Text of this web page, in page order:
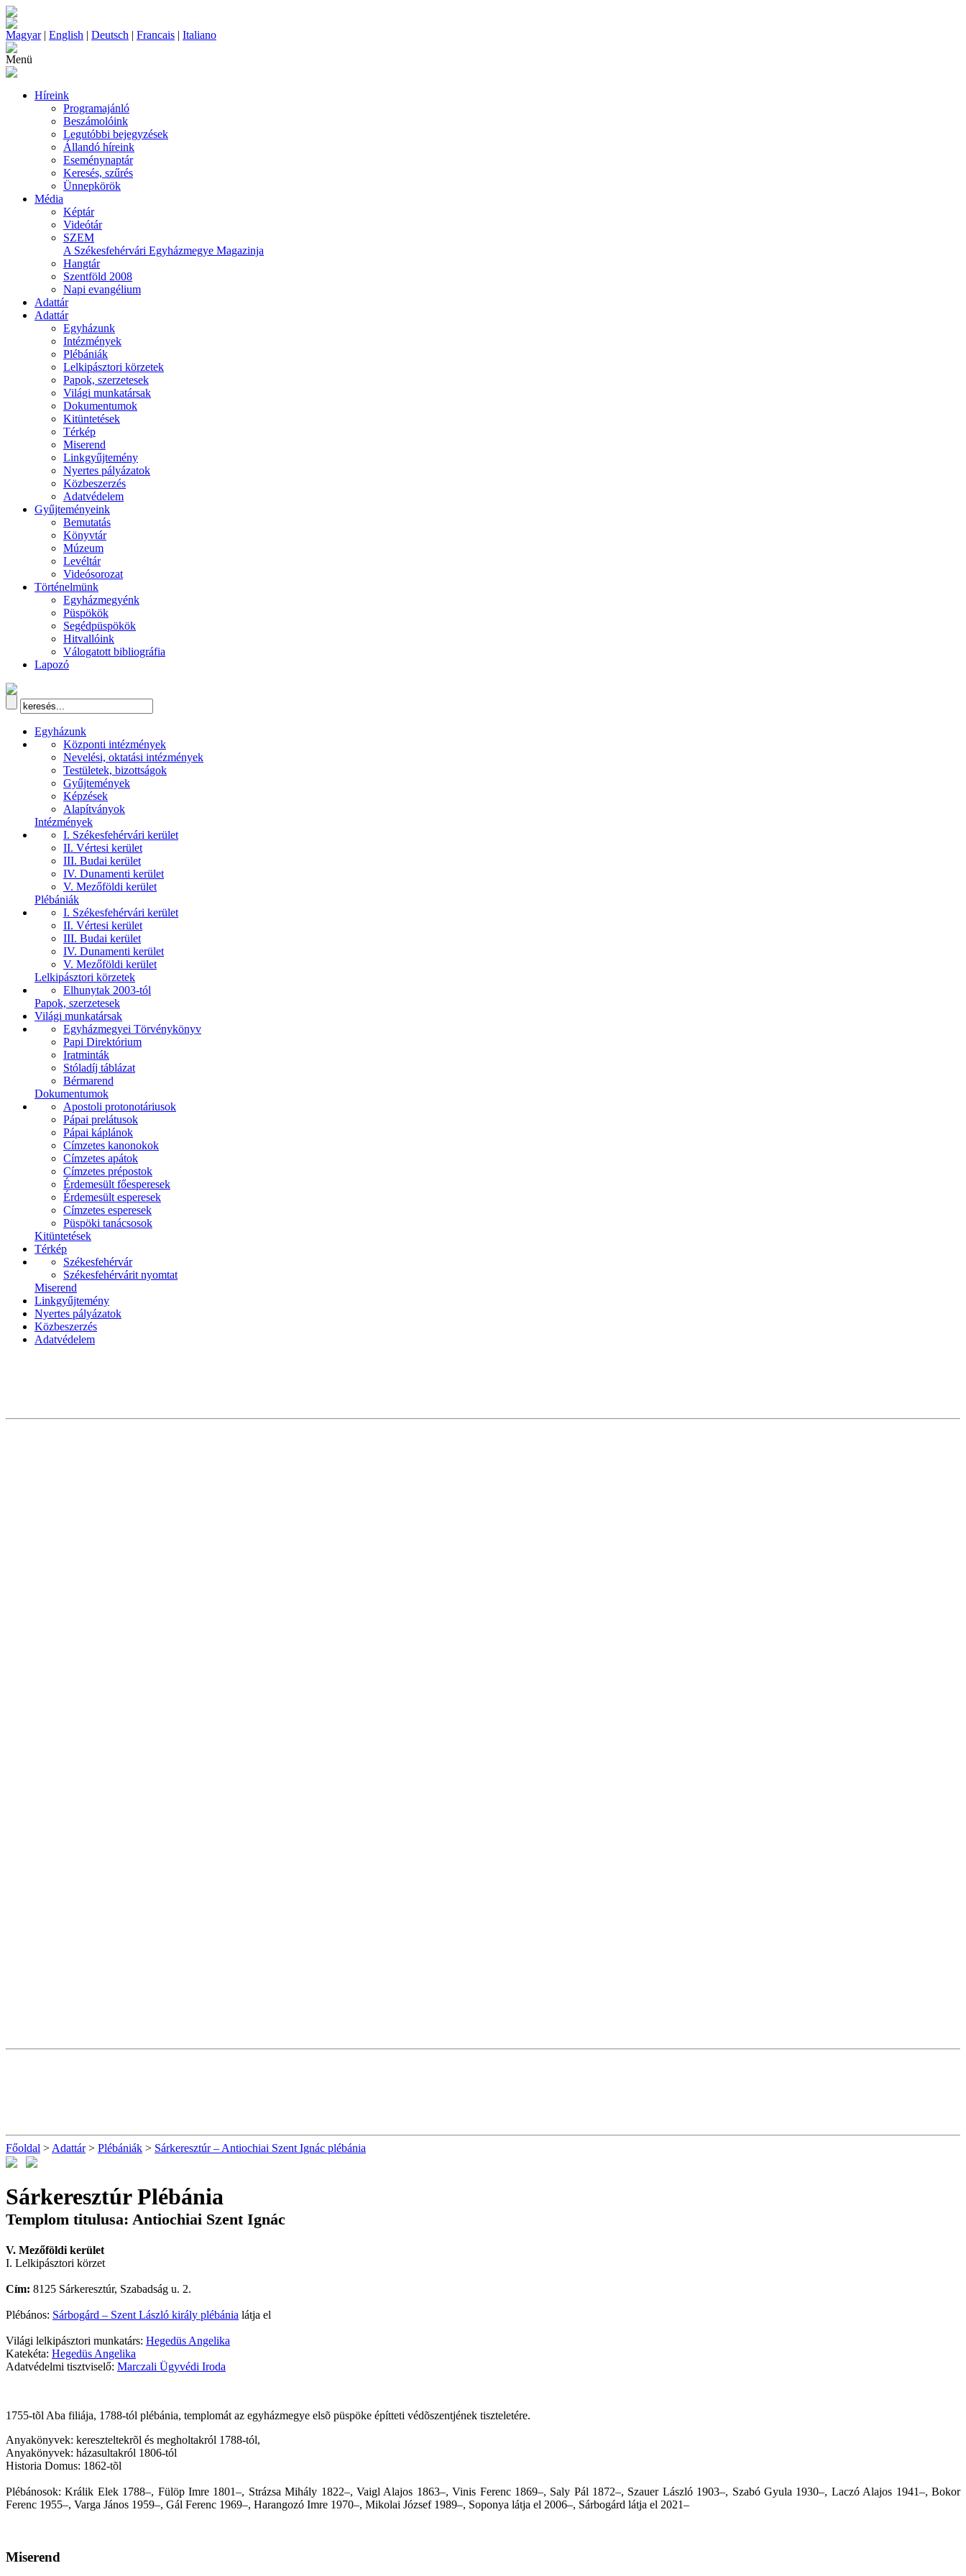
Magyar| English | Deutsch | Francais | Italiano
Menü
Híreink
Programajánló
Beszámolóink
Legutóbbi bejegyzések
Állandó híreink
Eseménynaptár
Keresés, szűrés
Ünnepkörök
Média
Képtár
Videótár
SZEM
A Székesfehérvári Egyházmegye Magazinja
Hangtár
Szentföld 2008
Napi evangélium
Adattár
Adattár
Egyházunk
Intézmények
Plébániák
Lelkipásztori körzetek
Papok, szerzetesek
Világi munkatársak
Dokumentumok
Kitüntetések
Térkép
Miserend
Linkgyűjtemény
Nyertes pályázatok
Közbeszerzés
Adatvédelem
Gyűjteményeink
Bemutatás
Könyvtár
Múzeum
Levéltár
Videósorozat
Történelmünk
Egyházmegyénk
Püspökök
Segédpüspökök
Hitvallóink
Válogatott bibliográfia
Lapozó
Egyházunk
Központi intézmények
Nevelési, oktatási intézmények
Testületek, bizottságok
Gyűjtemények
Képzések
Alapítványok
Intézmények
I. Székesfehérvári kerület
II. Vértesi kerület
III. Budai kerület
IV. Dunamenti kerület
V. Mezőföldi kerület
Plébániák
I. Székesfehérvári kerület
II. Vértesi kerület
III. Budai kerület
IV. Dunamenti kerület
V. Mezőföldi kerület
Lelkipásztori körzetek
Elhunytak 2003-tól
Papok, szerzetesek
Világi munkatársak
Egyházmegyei Törvénykönyv
Papi Direktórium
Iratminták
Stóladíj táblázat
Bérmarend
Dokumentumok
Apostoli protonotáriusok
Pápai prelátusok
Pápai káplánok
Címzetes kanonokok
Címzetes apátok
Címzetes prépostok
Érdemesült főesperesek
Érdemesült esperesek
Címzetes esperesek
Püspöki tanácsosok
Kitüntetések
Térkép
Székesfehérvár
Székesfehérvárit nyomtat
Miserend
Linkgyűjtemény
Nyertes pályázatok
Közbeszerzés
Adatvédelem
Főoldal > Adattár> Plébániák > Sárkeresztúr – Antiochiai Szent Ignác plébánia
Sárkeresztúr Plébánia
Templom titulusa: Antiochiai Szent Ignác
V. Mezőföldi kerület
I. Lelkipásztori körzet
Cím: 8125 Sárkeresztúr, Szabadság u. 2.
Plébános: Sárbogárd – Szent László király plébánia látja el
Világi lelkipásztori munkatárs: Hegedüs Angelika
Katekéta: Hegedüs Angelika
Adatvédelmi tisztviselő: Marczali Ügyvédi Iroda
1755-tõl Aba filiája, 1788-tól plébánia, templomát az egyházmegye elsõ püspöke építteti védõszentjének tiszteletére.
Anyakönyvek: kereszteltekrõl és megholtakról 1788-tól,
Anyakönyvek: házasultakról 1806-tól
Historia Domus: 1862-tõl
Plébánosok: Králik Elek 1788–, Fülöp Imre 1801–, Strázsa Mihály 1822–, Vaigl Alajos 1863–, Vinis Ferenc 1869–, Saly Pál 1872–, Szauer László 1903–, Szabó Gyula 1930–, Laczó Alajos 1941–, Bokor
Ferenc 1955–, Varga János 1959–, Gál Ferenc 1969–, Harangozó Imre 1970–, Mikolai József 1989–, Soponya látja el 2006–, Sárbogárd látja el 2021–
Miserend